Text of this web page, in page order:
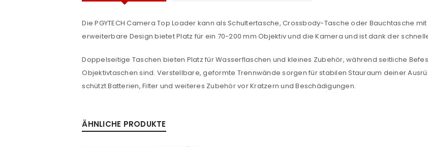
ANMELDEN
Benutzername oder E-Mail-Adresse*
Passwort*
Anmeldeformular geschützt durch
E-Mail-Adresse*
Ein Link zum Erstellen
Mail-Adresse
Die PGYTECH Camera Top Loader kann als Schultertasche, Crossbody-Tasche oder Bauchtasche
erweiterbare Design bietet Platz für ein 70-200 mm Objektiv und die Kamera und ist dank der
Doppelseitige Taschen bieten Platz für Wasserflaschen und kleines Zubehör, während seitliche
Objektivtaschen sind. Verstellbare, geformte Trennwände sorgen für stabilen Stauraum deiner
schützt Batterien, Filter und weiteres Zubehör vor Kratzern und Beschädigungen.
ÄHNLICHE PRODUKTE